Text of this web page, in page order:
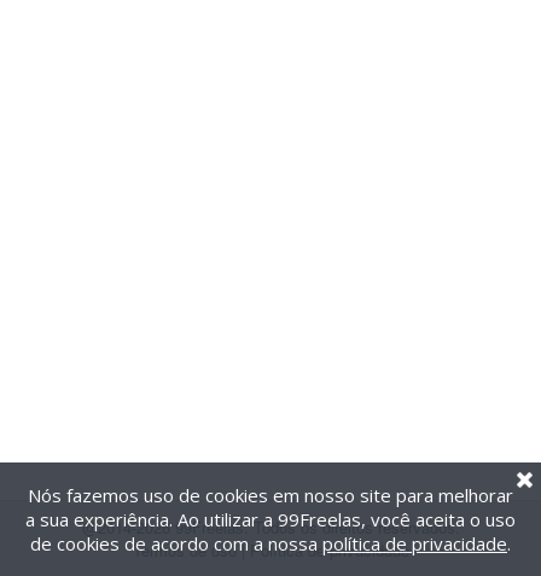
@2014-2026 99Freelas. Todos os direitos reservados.
Termos de uso| Política de privacidade
Nós fazemos uso de cookies em nosso site para melhorar
a sua experiência. Ao utilizar a 99Freelas, você aceita o uso
de cookies de acordo com a nossa política de privacidade.